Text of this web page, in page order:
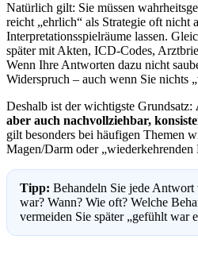
Natürlich gilt: Sie müssen
reicht „ehrlich“ als Strategie oft nicht
Interpretationsspielräume lassen.
später mit Akten, ICD-Codes,
Wenn Ihre Antworten dazu nicht
Widerspruch – auch wenn Sie nichts
Deshalb ist der wichtigste Grundsatz:
aber auch nachvollziehbar,
gilt besonders bei häufigen Themen
Magen/Darm oder „wiederkehrenden
Tipp: Behandeln Sie jede
war? Wann? Wie oft? Welche
vermeiden Sie später „gefühlt war